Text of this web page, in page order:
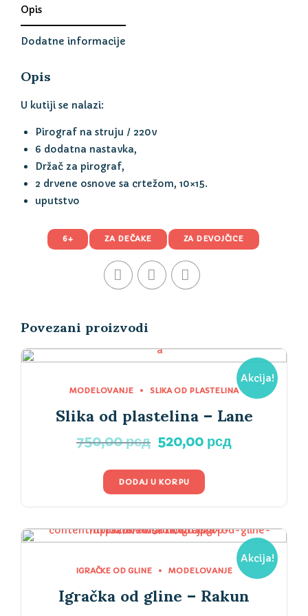
Opis
Dodatne informacije
Opis
U kutiji se nalazi:
Pirograf na struju / 220v
6 dodatna nastavka,
Držač za pirograf,
2 drvene osnove sa crtežom, 10×15.
uputstvo
6+ ZA DEČAKE ZA DEVOJČICE
Povezani proizvodi
Akcija!
MODELOVANJE SLIKA OD PLASTELINA
Slika od plastelina – Lane
750,00рсд Originalna
je
bila:
750,00 рсд.
520,00 рсдTrenutna
DODAJ U KORPU
Akcija!
IGRAČKE OD GLINE MODELOVANJE
Igračka od gline – Rakun